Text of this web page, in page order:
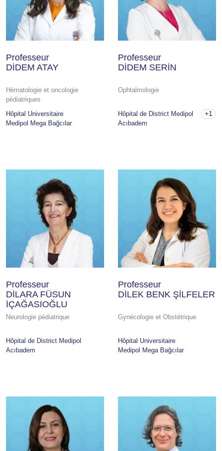
Professeur
DİDEM ATAY
Hématologie et oncologie
pédiatriques
Hôpital Universitaire
Medipol Mega Bağcılar
Professeur
DİDEM SERİN
Ophtalmologie
Hôpital de District Medipol
Acıbadem
+1
Professeur
DİLARA FÜSUN
İÇAĞASIOĞLU
Neurologie pédiatrique
Hôpital de District Medipol
Acıbadem
Professeur
DİLEK BENK ŞİLFELER
Gynécologie et Obstétrique
Hôpital Universitaire
Medipol Mega Bağcılar